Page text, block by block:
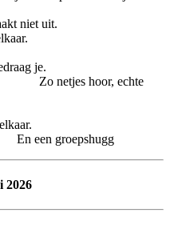
niet uit.
je.
echte
elkaar.
2026